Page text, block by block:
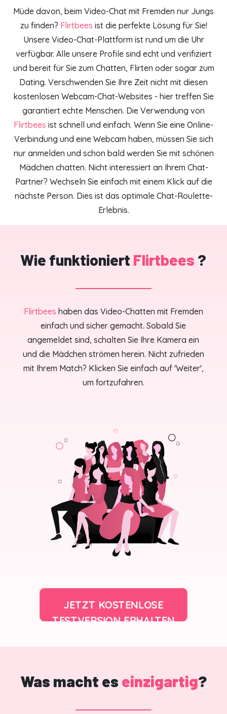
Müde davon, beim Video-Chat mit Fremden nur Jungs
zu finden? Flirtbees ist die perfekte Lösung für Sie!
Unsere Video-Chat-Plattform ist rund um die Uhr
verfügbar. Alle unsere Profile sind echt und verifiziert
und bereit für Sie zum Chatten, Flirten oder sogar zum
Dating. Verschwenden Sie Ihre Zeit nicht mit diesen
kostenlosen Webcam-Chat-Websites - hier treffen Sie
garantiert echte Menschen. Die Verwendung von
Flirtbees ist schnell und einfach. Wenn Sie eine Online-
Verbindung und eine Webcam haben, müssen Sie sich
nur anmelden und schon bald werden Sie mit schönen
Mädchen chatten. Nicht interessiert an Ihrem Chat-
Partner? Wechseln Sie einfach mit einem Klick auf die
nächste Person. Dies ist das optimale Chat-Roulette-
Erlebnis.
Wie funktioniert Flirtbees ?
Flirtbees haben das Video-Chatten mit Fremden
einfach und sicher gemacht. Sobald Sie
angemeldet sind, schalten Sie Ihre Kamera ein
und die Mädchen strömen herein. Nicht zufrieden
mit Ihrem Match? Klicken Sie einfach auf 'Weiter',
um fortzufahren.
JETZT KOSTENLOSE
TESTVERSION ERHALTEN
Was macht es einzigartig?